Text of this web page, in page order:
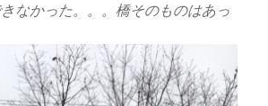
なかった。。。橋そのものはあっ